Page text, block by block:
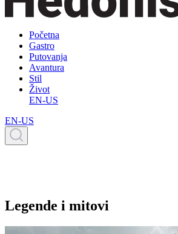
Početna
Gastro
Putovanja
Avantura
Stil
Život
EN-US
EN-US
Legende i mitovi